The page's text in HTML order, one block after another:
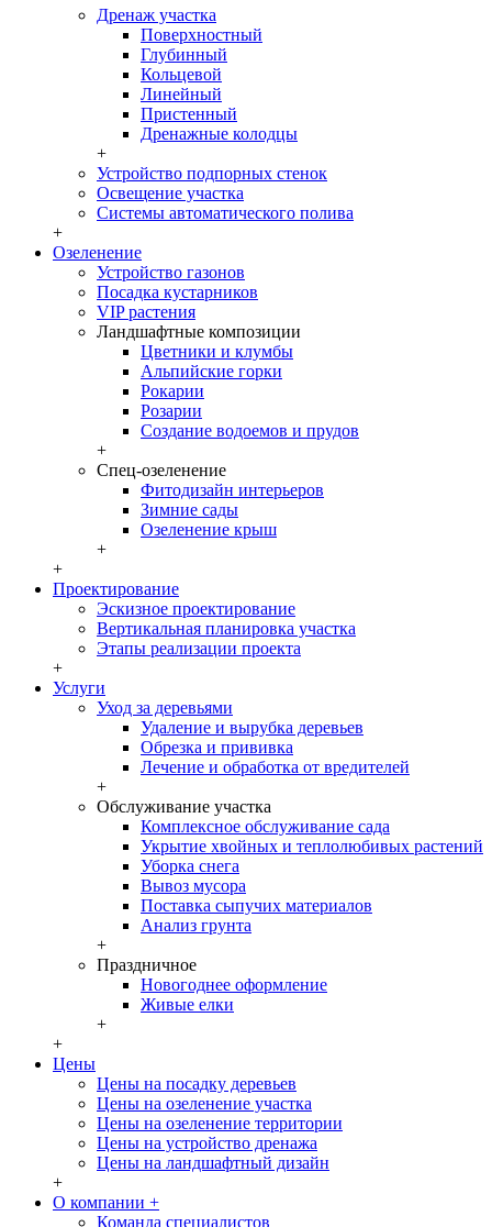
Дренаж участка
Поверхностный
Глубинный
Кольцевой
Линейный
Пристенный
Дренажные колодцы
+
Устройство подпорных стенок
Освещение участка
Системы автоматического полива
+
Озеленение
Устройство газонов
Посадка кустарников
VIP растения
Ландшафтные композиции
Цветники и клумбы
Альпийские горки
Рокарии
Розарии
Создание водоемов и прудов
+
Спец-озеленение
Фитодизайн интерьеров
Зимние сады
Озеленение крыш
+
+
Проектирование
Эскизное проектирование
Вертикальная планировка участка
Этапы реализации проекта
+
Услуги
Уход за деревьями
Удаление и вырубка деревьев
Обрезка и прививка
Лечение и обработка от вредителей
+
Обслуживание участка
Комплексное обслуживание сада
Укрытие хвойных и теплолюбивых растений
Уборка снега
Вывоз мусора
Поставка сыпучих материалов
Анализ грунта
+
Праздничное
Новогоднее оформление
Живые елки
+
+
Цены
Цены на посадку деревьев
Цены на озеленение участка
Цены на озеленение территории
Цены на устройство дренажа
Цены на ландшафтный дизайн
+
О компании +
Команда специалистов